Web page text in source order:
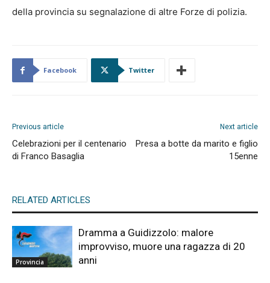
della provincia su segnalazione di altre Forze di polizia.
Facebook Twitter
Previous article
Celebrazioni per il centenario
di Franco Basaglia
Next article
Presa a botte da marito e figlio
15enne
RELATED ARTICLES
Provincia
Dramma a Guidizzolo: malore
improvviso, muore una ragazza di 20
anni